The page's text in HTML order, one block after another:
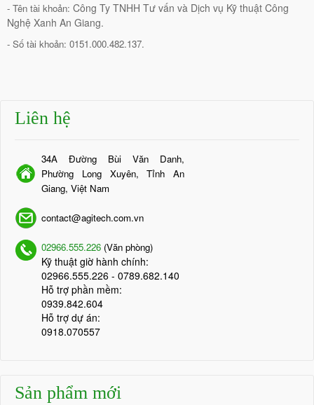
- Tên tài khoản: Công Ty TNHH Tư vấn và Dịch vụ Kỹ thuật Công
Nghệ Xanh An Giang.
- Số tài khoản: 0151.000.482.137.
Liên hệ
34A Đường Bùi Văn Danh,
Phường Long Xuyên, Tỉnh An
Giang, Việt Nam
contact@agitech.com.vn
02966.555.226 (Văn phòng)
Kỹ thuật giờ hành chính:
02966.555.226 - 0789.682.140
Hỗ trợ phần mềm:
0939.842.604
Hỗ trợ dự án:
0918.070557
Sản phẩm mới